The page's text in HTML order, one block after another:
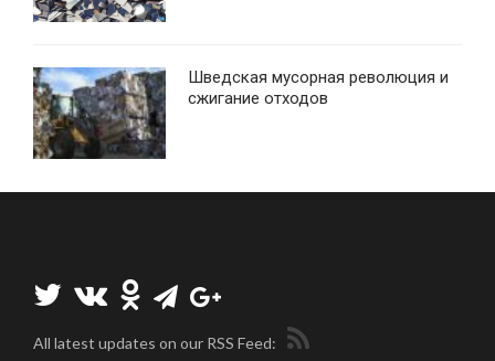
Шведская мусорная революция и
сжигание отходов
All latest updates on our RSS Feed: